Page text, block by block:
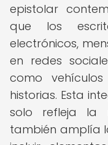
epistolar
que los
electrónicos,
en redes
como
historias. Esta
solo refleja la
también amplía